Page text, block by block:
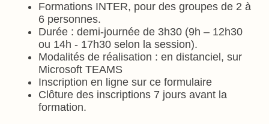
Formations INTER, pour des groupes de 2 à
6 personnes.
Durée : demi-journée de 3h30 (9h – 12h30
ou 14h - 17h30 selon la session).
Modalités de réalisation : en distanciel, sur
Microsoft TEAMS
Inscription en ligne sur ce formulaire
Clôture des inscriptions 7 jours avant la
formation.